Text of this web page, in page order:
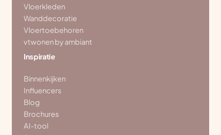
Vloerkleden
Wanddecoratie
Vloertoebehoren
vtwonen by ambiant
Inspiratie
Binnenkijken
Influencers
Blog
Brochures
AI-tool